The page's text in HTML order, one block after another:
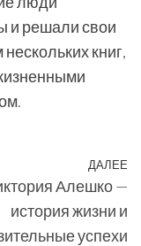
и решали свои
книг,
ДАЛЕЕ
Алешко —
история жизни и
успехи